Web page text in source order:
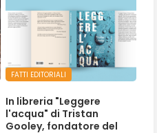
FATTI EDITORIALI
In libreria "Leggere
l'acqua" di Tristan
Gooley, fondatore del